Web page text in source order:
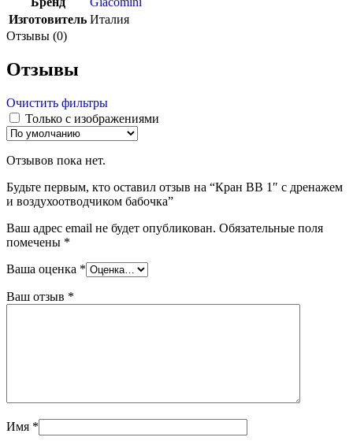
Изготовитель Италия
Отзывы (0)
Отзывы
Очистить фильтры
Только с изображениями
Отзывов пока нет.
Будьте первым, кто оставил отзыв на “Кран ВB 1″ с дренажем
и воздухоотводчиком бабочка”
Ваш адрес email не будет опубликован. Обязательные поля
помечены *
Ваша оценка *
Ваш отзыв *
Имя *